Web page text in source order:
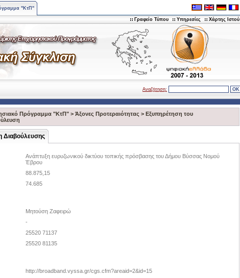
"ΚτΠ"
Γραφείο Τύπου Υπηρεσίες Χάρτης Ιστού
Αναζήτηση:
Πρόγραμμα "ΚτΠ" > Άξονες Προτεραιότητας > Eξυπηρέτηση του
Διαβούλευσης
Ανάπτυξη ευρυζωνικού δικτύου τοπικής πρόσβασης του Δήμου Βύσσας Νομού
Έβρου
88.875,15
74.685
Μητούση Ζαφειρώ
-
25520 71137
25520 81135
http://broadband.vyssa.gr/cgs.cfm?areaid=2&id=15